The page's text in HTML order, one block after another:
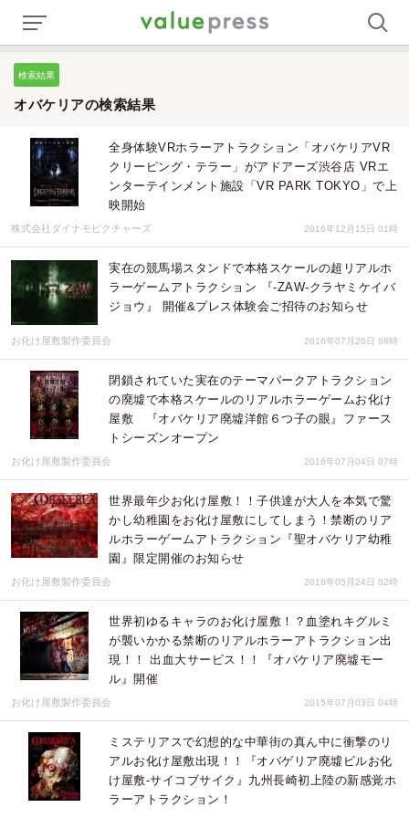
検索結果
オバケリアの検索結果
全身体験VRホラーアトラクション「オバケリアVR
クリーピング・テラー」がアドアーズ渋谷店 VRエ
ンターテインメント施設「VR PARK TOKYO」で上
映開始
株式会社ダイナモピクチャーズ 2016年12月15日 01時
実在の競馬場スタンドで本格スケールの超リアルホ
ラーゲームアトラクション 『-ZAW-クラヤミケイバ
ジョウ』 開催&プレス体験会ご招待のお知らせ
お化け屋敷製作委員会 2016年07月26日 08時
閉鎖されていた実在のテーマパークアトラクション
の廃墟で本格スケールのリアルホラーゲームお化け
屋敷 『オバケリア廃墟洋館６つ子の眼』ファース
トシーズンオープン
お化け屋敷製作委員会 2016年07月04日 07時
世界最年少お化け屋敷！！子供達が大人を本気で驚
かし幼稚園をお化け屋敷にしてしまう！禁断のリア
ルホラーゲームアトラクション『聖オバケリア幼稚
園』限定開催のお知らせ
お化け屋敷製作委員会 2016年05月24日 02時
世界初ゆるキャラのお化け屋敷！？血塗れキグルミ
が襲いかかる禁断のリアルホラーアトラクション出
現！！ 出血大サービス！！『オバケリア廃墟モー
ル』開催
お化け屋敷製作委員会 2015年07月03日 04時
ミステリアスで幻想的な中華街の真ん中に衝撃のリ
アルお化け屋敷出現！！『オバゲリア廃墟ビルお化
け屋敷-サイコブサイク』九州長崎初上陸の新感覚ホ
ラーアトラクション！